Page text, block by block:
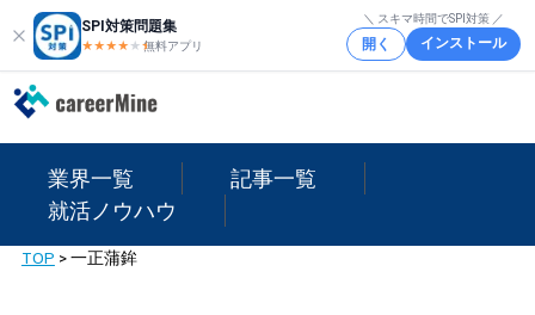
SPI対策問題集
★★★★ ★★
無料アプリ
＼ スキマ時間でSPI対策 ／
開く インストール
業界一覧
記事一覧
就活ノウハウ
TOP >一正蒲鉾